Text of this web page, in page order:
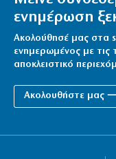
ενημέρωση
Ακολούθησέ μας στα
ενημερωμένος με τις
αποκλειστικό
Ακολουθήστε μας